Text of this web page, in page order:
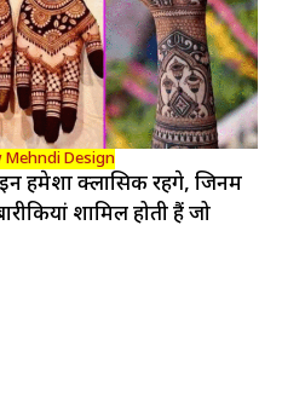
Mehndi Design
हमेशा क्लासिक रहेंगे, जिनमें
शामिल होती हैं जो